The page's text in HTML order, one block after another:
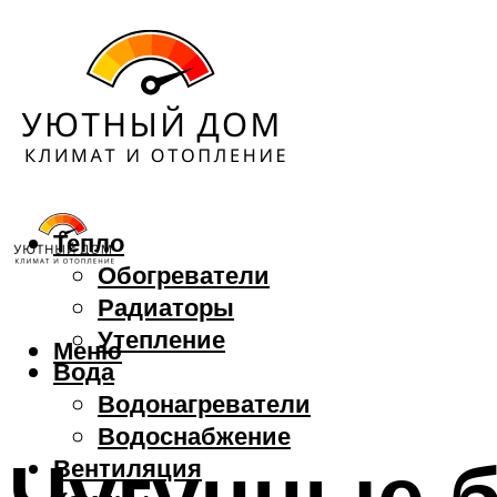
Тепло
Обогреватели
Радиаторы
Утепление
Вода
Водонагреватели
Водоснабжение
Вентиляция
Меню